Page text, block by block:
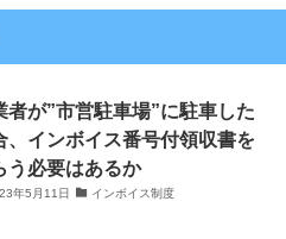
者が”市営駐車場”に駐車した
、インボイス番号付領収書を
う必要はあるか
年5月11日 インボイス制度